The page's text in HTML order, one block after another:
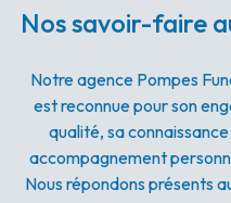
Nos savoir-faire
Notre agence Pompes
est reconnue pour son
qualité, sa
accompagnement
Nous répondons présents